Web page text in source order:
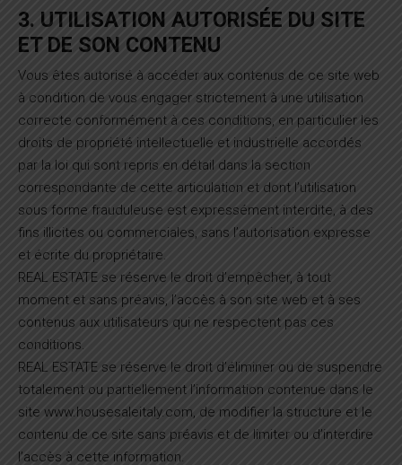
3. UTILISATION AUTORISÉE DU SITE
ET DE SON CONTENU
Vous êtes autorisé à accéder aux contenus de ce site web
à condition de vous engager strictement à une utilisation
correcte conformément à ces conditions, en particulier les
droits de propriété intellectuelle et industrielle accordés
par la loi qui sont repris en détail dans la section
correspondante de cette articulation et dont l’utilisation
sous forme frauduleuse est expressément interdite, à des
fins illicites ou commerciales, sans l’autorisation expresse
et écrite du propriétaire.
REAL ESTATE se réserve le droit d’empêcher, à tout
moment et sans préavis, l’accès à son site web et à ses
contenus aux utilisateurs qui ne respectent pas ces
conditions.
REAL ESTATE se réserve le droit d’éliminer ou de suspendre
totalement ou partiellement l’information contenue dans le
site www.housesaleitaly.com, de modifier la structure et le
contenu de ce site sans préavis et de limiter ou d’interdire
l’accès à cette information.